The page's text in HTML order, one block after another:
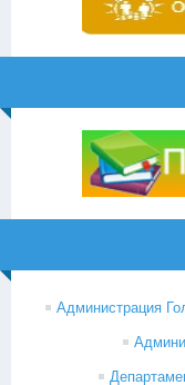
Администрация